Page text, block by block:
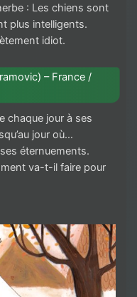
: Les chiens sont
plus intelligents.
idiot.
– France /
chaque jour à ses
jour où…
éternuements.
va-t-il faire pour